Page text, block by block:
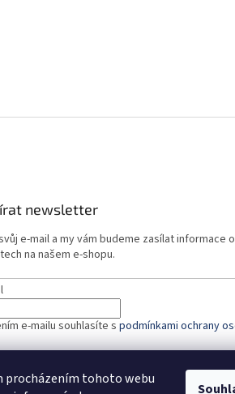
procházením tohoto webu
newsletter
e-mail a my vám budeme zasílat informace
na našem e-shopu.
e-mailu souhlasíte s podmínkami ochrany
SE